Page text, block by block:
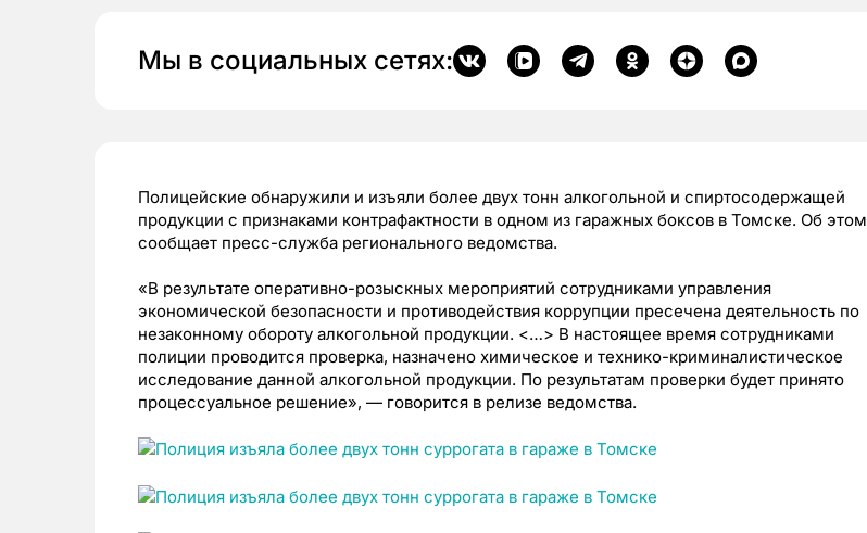
Мы в социальных сетях:
Полицейские обнаружили и изъяли более двух тонн алкогольной и спиртосодержащей
продукции с признаками контрафактности в одном из гаражных боксов в Томске. Об этом
сообщает пресс-служба регионального ведомства.
«В результате оперативно-розыскных мероприятий сотрудниками управления
экономической безопасности и противодействия коррупции пресечена деятельность по
незаконному обороту алкогольной продукции. <…> В настоящее время сотрудниками
полиции проводится проверка, назначено химическое и технико-криминалистическое
исследование данной алкогольной продукции. По результатам проверки будет принято
процессуальное решение», — говорится в релизе ведомства.